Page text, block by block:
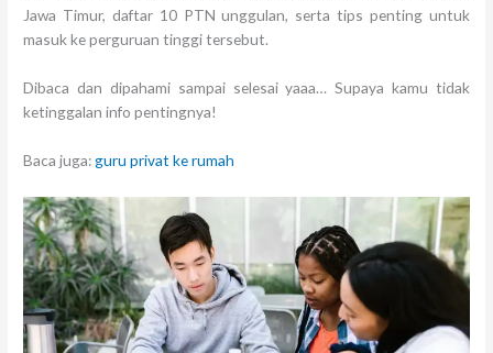
Jawa Timur, daftar 10 PTN unggulan, serta tips penting untuk
masuk ke perguruan tinggi tersebut.
Dibaca dan dipahami sampai selesai yaaa… Supaya kamu tidak
ketinggalan info pentingnya!
Baca juga:guru privat ke rumah